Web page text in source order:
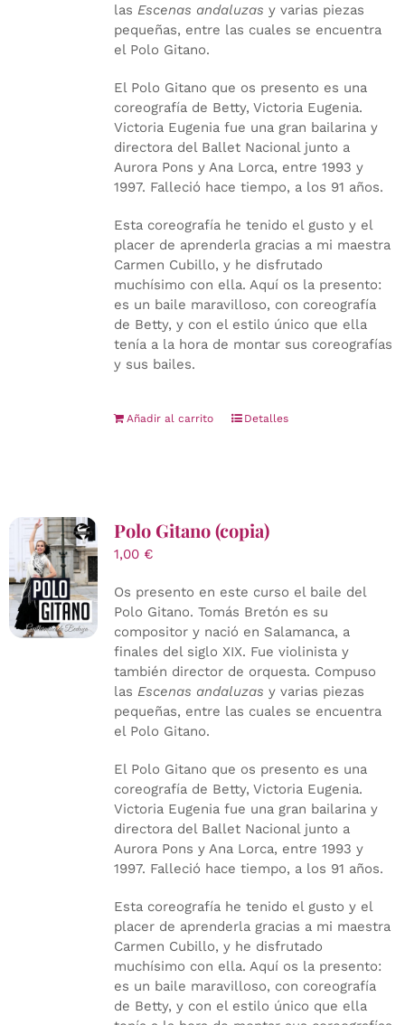
las Escenas andaluzas y varias piezas
pequeñas, entre las cuales se encuentra
el Polo Gitano.
El Polo Gitano que os presento es una
coreografía de Betty, Victoria Eugenia.
Victoria Eugenia fue una gran bailarina y
directora del Ballet Nacional junto a
Aurora Pons y Ana Lorca, entre 1993 y
1997. Falleció hace tiempo, a los 91 años.
Esta coreografía he tenido el gusto y el
placer de aprenderla gracias a mi maestra
Carmen Cubillo, y he disfrutado
muchísimo con ella. Aquí os la presento:
es un baile maravilloso, con coreografía
de Betty, y con el estilo único que ella
tenía a la hora de montar sus coreografías
y sus bailes.
Añadir al carrito Detalles
Polo Gitano (copia)
1,00 €
Os presento en este curso el baile del
Polo Gitano. Tomás Bretón es su
compositor y nació en Salamanca, a
finales del siglo XIX. Fue violinista y
también director de orquesta. Compuso
las Escenas andaluzas y varias piezas
pequeñas, entre las cuales se encuentra
el Polo Gitano.
El Polo Gitano que os presento es una
coreografía de Betty, Victoria Eugenia.
Victoria Eugenia fue una gran bailarina y
directora del Ballet Nacional junto a
Aurora Pons y Ana Lorca, entre 1993 y
1997. Falleció hace tiempo, a los 91 años.
Esta coreografía he tenido el gusto y el
placer de aprenderla gracias a mi maestra
Carmen Cubillo, y he disfrutado
muchísimo con ella. Aquí os la presento:
es un baile maravilloso, con coreografía
de Betty, y con el estilo único que ella